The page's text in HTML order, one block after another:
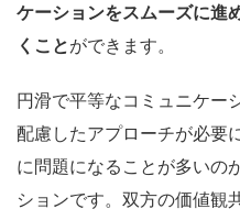
ケーションをスムーズに進
くことができます。
円滑で平等なコミュニケー
配慮したアプローチが必要
に問題になることが多いの
ションです。双方の価値観